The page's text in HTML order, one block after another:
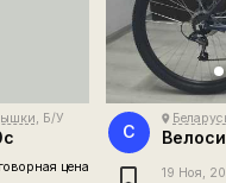
, Б/У
цена
С
place
19 Ноя,